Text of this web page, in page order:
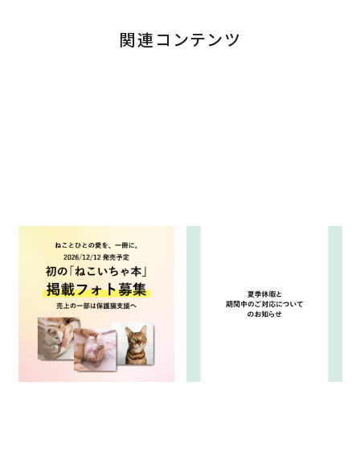
関連コンテンツ
あなたのねこさん、本に載るか
も！「ねこいちゃ本」掲載フォト
募集スタート♡
2026.08.08
お知らせ
キャンペーン
重要なお知らせ
お知らせ 重要なお知らせ